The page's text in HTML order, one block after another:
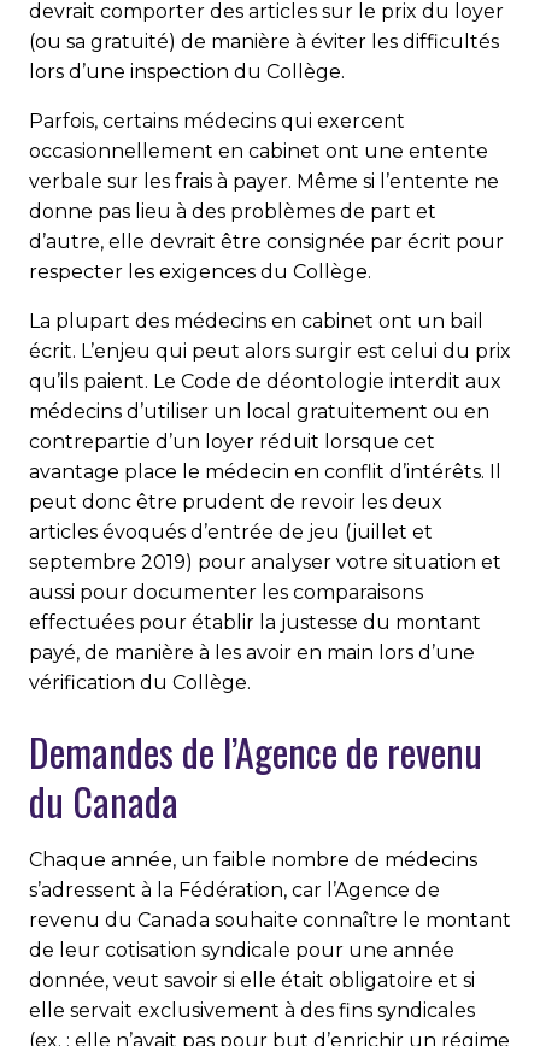
devrait comporter des articles sur le prix du loyer
(ou sa gratuité) de manière à éviter les difficultés
lors d’une inspection du Collège.
Parfois, certains médecins qui exercent
occasionnellement en cabinet ont une entente
verbale sur les frais à payer. Même si l’entente ne
donne pas lieu à des problèmes de part et
d’autre, elle devrait être consignée par écrit pour
respecter les exigences du Collège.
La plupart des médecins en cabinet ont un bail
écrit. L’enjeu qui peut alors surgir est celui du prix
qu’ils paient. Le Code de déontologie interdit aux
médecins d’utiliser un local gratuitement ou en
contrepartie d’un loyer réduit lorsque cet
avantage place le médecin en conflit d’intérêts. Il
peut donc être prudent de revoir les deux
articles évoqués d’entrée de jeu (juillet et
septembre 2019) pour analyser votre situation et
aussi pour documenter les comparaisons
effectuées pour établir la justesse du montant
payé, de manière à les avoir en main lors d’une
vérification du Collège.
Demandes de l’Agence de revenu
du Canada
Chaque année, un faible nombre de médecins
s’adressent à la Fédération, car l’Agence de
revenu du Canada souhaite connaître le montant
de leur cotisation syndicale pour une année
donnée, veut savoir si elle était obligatoire et si
elle servait exclusivement à des fins syndicales
(ex. : elle n’avait pas pour but d’enrichir un régime